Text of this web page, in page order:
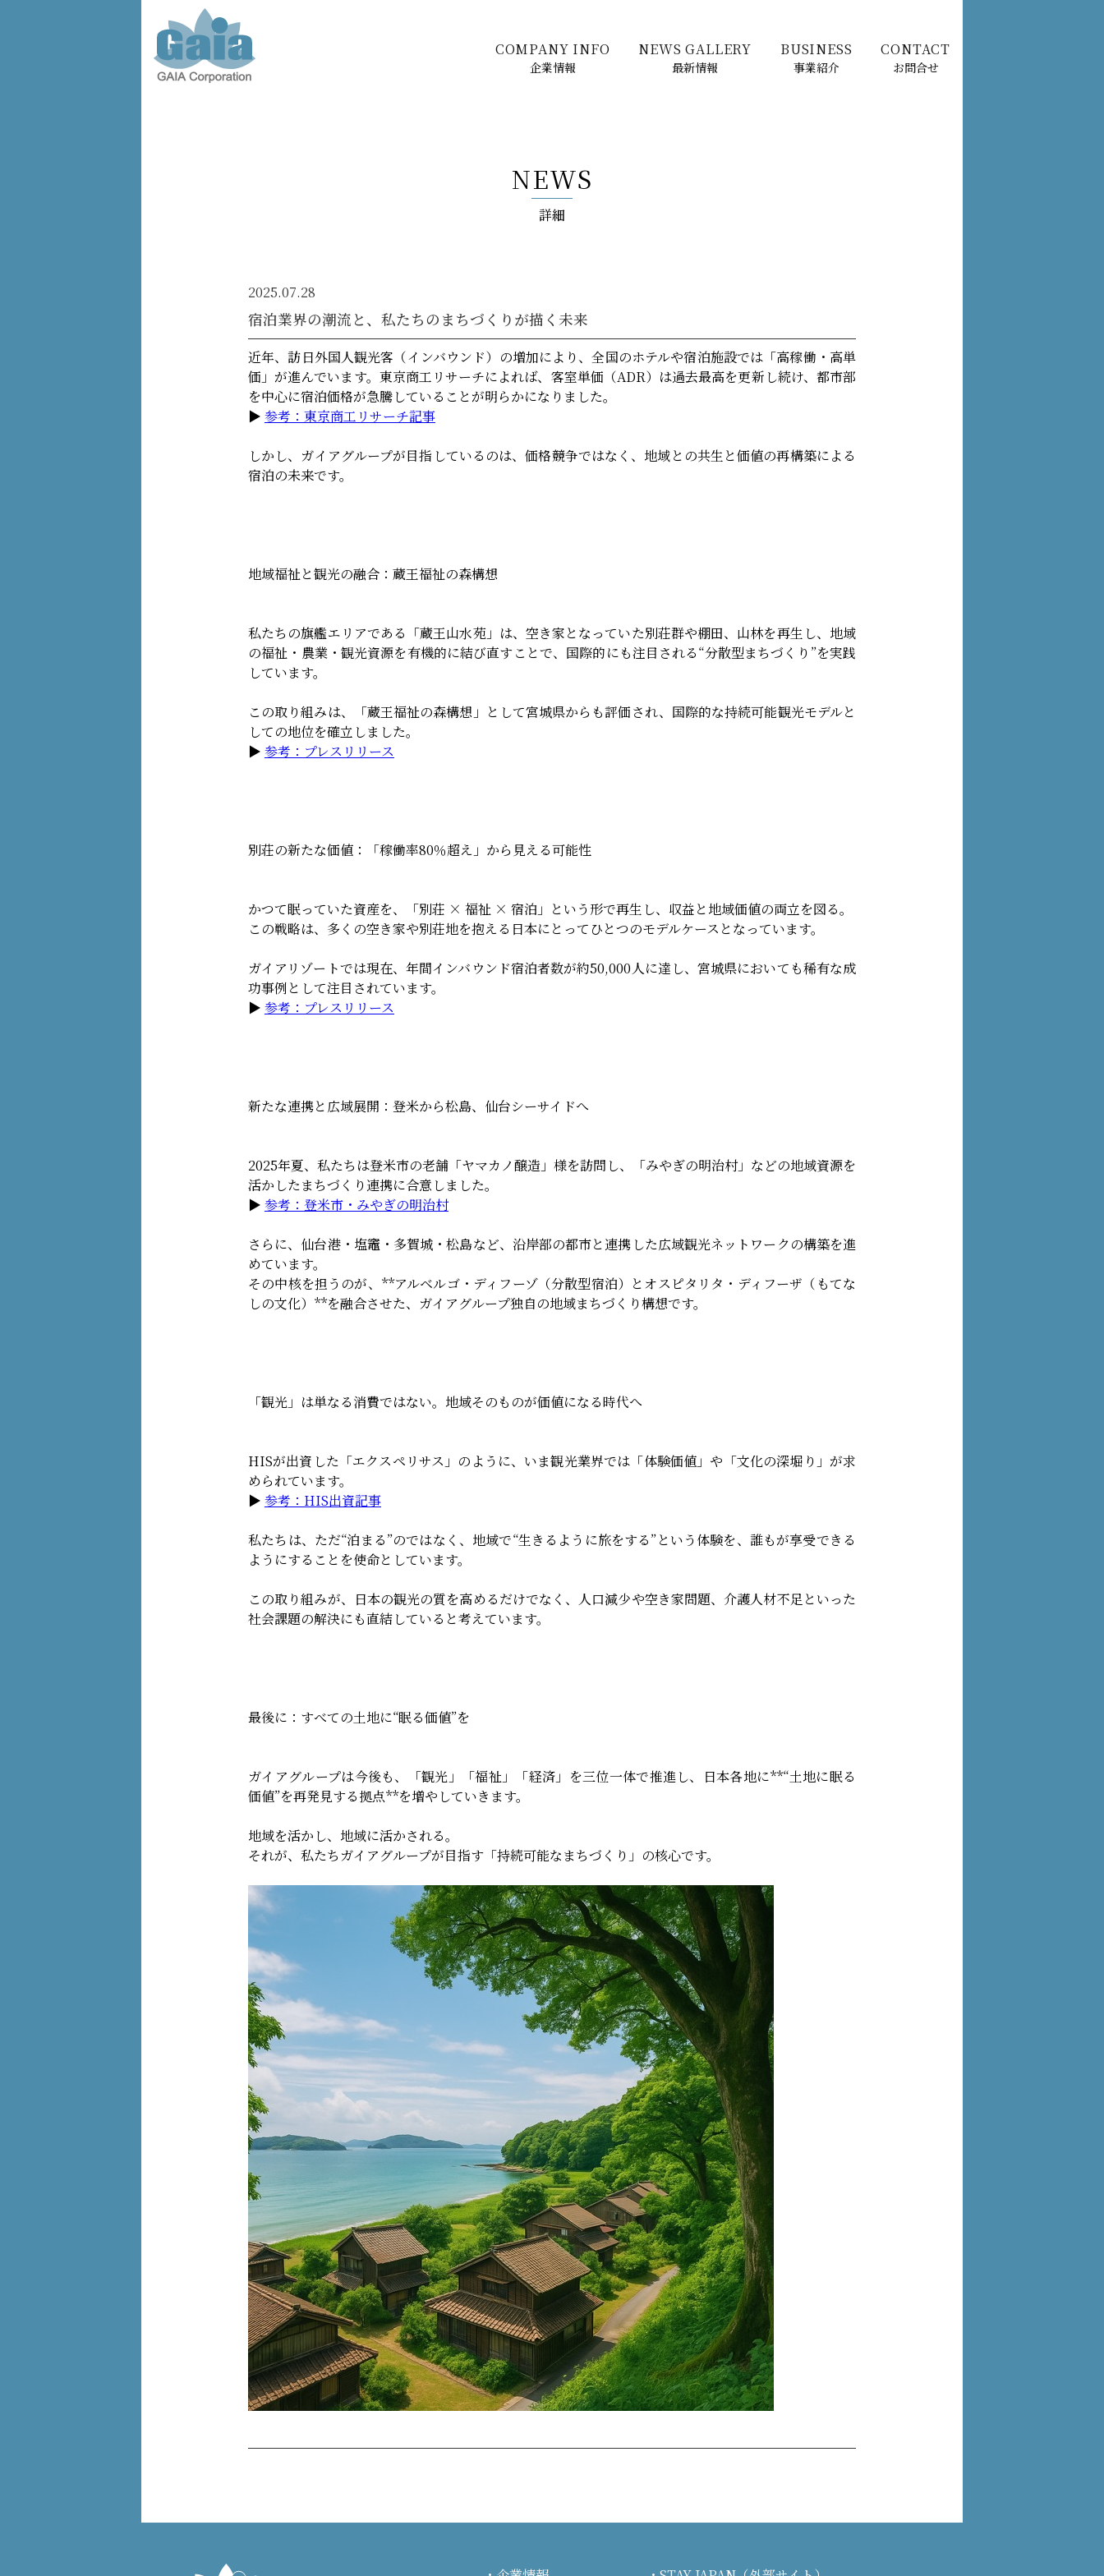
COMPANY INFO
企業情報
NEWS GALLERY
最新情報
BUSINESS
事業紹介
CONTACT
お問合せ
NEWS
詳細
2025.07.28
宿泊業界の潮流と、私たちのまちづくりが描く未来
近年、訪日外国人観光客（インバウンド）の増加により、全国のホテルや宿泊施設では「高稼働・高単
価」が進んでいます。東京商工リサーチによれば、客室単価（ADR）は過去最高を更新し続け、都市部
を中心に宿泊価格が急騰していることが明らかになりました。
▶︎ 参考：東京商工リサーチ記事
しかし、ガイアグループが目指しているのは、価格競争ではなく、地域との共生と価値の再構築による
宿泊の未来です。
地域福祉と観光の融合：蔵王福祉の森構想
私たちの旗艦エリアである「蔵王山水苑」は、空き家となっていた別荘群や棚田、山林を再生し、地域
の福祉・農業・観光資源を有機的に結び直すことで、国際的にも注目される“分散型まちづくり”を実践
しています。
この取り組みは、「蔵王福祉の森構想」として宮城県からも評価され、国際的な持続可能観光モデルと
しての地位を確立しました。
▶︎ 参考：プレスリリース
別荘の新たな価値：「稼働率80％超え」から見える可能性
かつて眠っていた資産を、「別荘 × 福祉 × 宿泊」という形で再生し、収益と地域価値の両立を図る。
この戦略は、多くの空き家や別荘地を抱える日本にとってひとつのモデルケースとなっています。
ガイアリゾートでは現在、年間インバウンド宿泊者数が約50,000人に達し、宮城県においても稀有な成
功事例として注目されています。
▶︎ 参考：プレスリリース
新たな連携と広域展開：登米から松島、仙台シーサイドへ
2025年夏、私たちは登米市の老舗「ヤマカノ醸造」様を訪問し、「みやぎの明治村」などの地域資源を
活かしたまちづくり連携に合意しました。
▶︎ 参考：登米市・みやぎの明治村
さらに、仙台港・塩竈・多賀城・松島など、沿岸部の都市と連携した広域観光ネットワークの構築を進
めています。
その中核を担うのが、**アルベルゴ・ディフーゾ（分散型宿泊）とオスピタリタ・ディフーザ（もてな
しの文化）**を融合させた、ガイアグループ独自の地域まちづくり構想です。
「観光」は単なる消費ではない。地域そのものが価値になる時代へ
HISが出資した「エクスペリサス」のように、いま観光業界では「体験価値」や「文化の深堀り」が求
められています。
▶︎ 参考：HIS出資記事
私たちは、ただ“泊まる”のではなく、地域で“生きるように旅をする”という体験を、誰もが享受できる
ようにすることを使命としています。
この取り組みが、日本の観光の質を高めるだけでなく、人口減少や空き家問題、介護人材不足といった
社会課題の解決にも直結していると考えています。
最後に：すべての土地に“眠る価値”を
ガイアグループは今後も、「観光」「福祉」「経済」を三位一体で推進し、日本各地に**“土地に眠る
価値”を再発見する拠点**を増やしていきます。
地域を活かし、地域に活かされる。
それが、私たちガイアグループが目指す「持続可能なまちづくり」の核心です。